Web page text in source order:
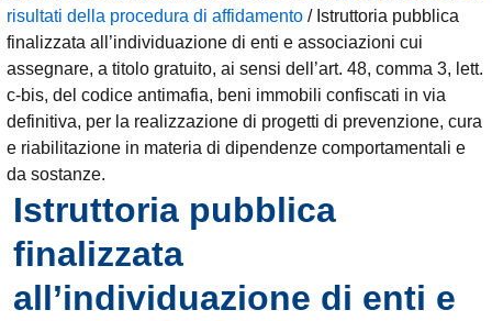
risultati della procedura di affidamento / Istruttoria pubblica
finalizzata all’individuazione di enti e associazioni cui
assegnare, a titolo gratuito, ai sensi dell’art. 48, comma 3, lett.
c-bis, del codice antimafia, beni immobili confiscati in via
definitiva, per la realizzazione di progetti di prevenzione, cura
e riabilitazione in materia di dipendenze comportamentali e
da sostanze.
Istruttoria pubblica
finalizzata
all’individuazione di enti e